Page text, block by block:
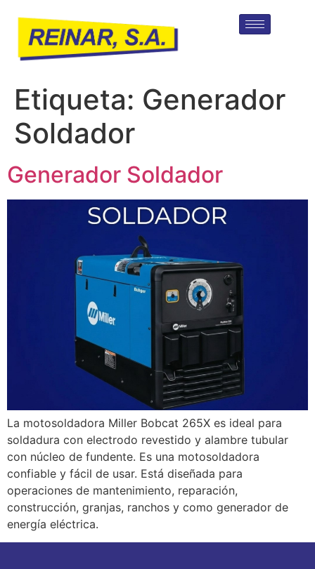
Etiqueta: Generador
Soldador
Generador Soldador
La motosoldadora Miller Bobcat 265X es ideal para
soldadura con electrodo revestido y alambre tubular
con núcleo de fundente. Es una motosoldadora
confiable y fácil de usar. Está diseñada para
operaciones de mantenimiento, reparación,
construcción, granjas, ranchos y como generador de
energía eléctrica.